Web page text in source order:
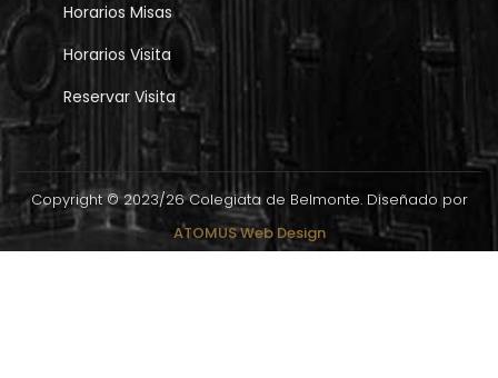
Horarios Misas
Horarios Visita
Reservar Visita
Copyright ©2023/26Colegiata de Belmonte. Diseñado por
ATOMUS Web Design